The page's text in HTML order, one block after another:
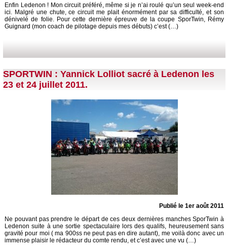
Enfin Ledenon ! Mon circuit préféré, même si je n’ai roulé qu’un seul week-end
ici. Malgré une chute, ce circuit me plait énormément par sa difficulté, et son
dénivelé de folie. Pour cette dernière épreuve de la coupe SporTwin, Rémy
Guignard (mon coach de pilotage depuis mes débuts) c’est (…)
SPORTWIN : Yannick Lolliot sacré à Ledenon les
23 et 24 juillet 2011.
Publié le 1er août 2011
Ne pouvant pas prendre le départ de ces deux dernières manches SporTwin à
Ledenon suite à une sortie spectaculaire lors des qualifs, heureusement sans
gravité pour moi ( ma 900ss ne peut pas en dire autant), me voilà donc avec un
immense plaisir le rédacteur du comte rendu, et c’est avec une vu (…)